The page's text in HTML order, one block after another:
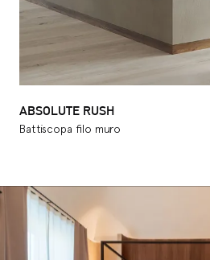
ABSOLUTE RUSH
Battiscopa filo muro